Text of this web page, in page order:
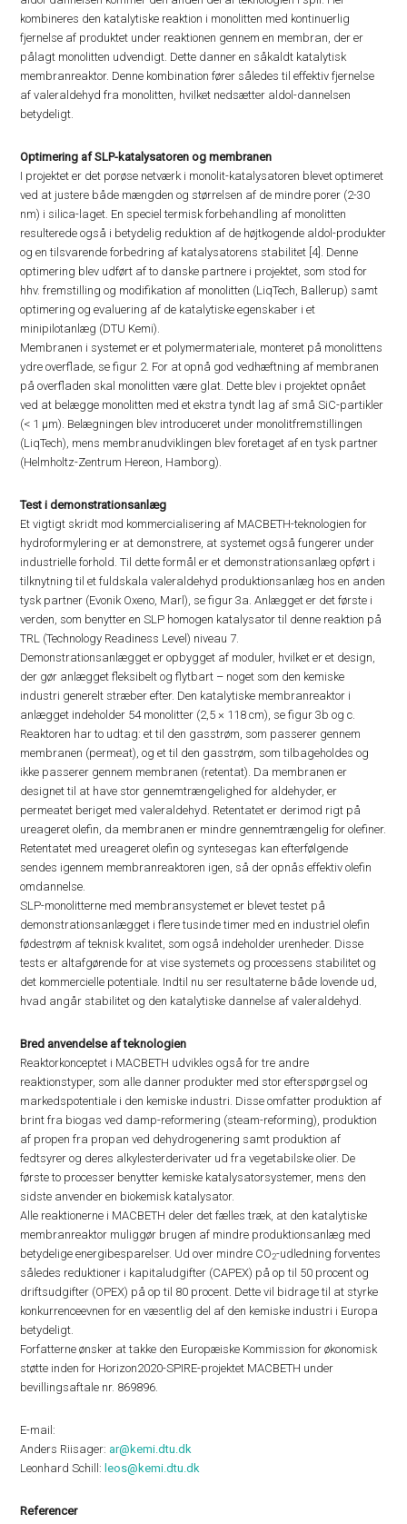
kombineres den katalytiske reaktion i monolitten med kontinuerlig
fjernelse af produktet under reaktionen gennem en membran, der er
pålagt monolitten udvendigt. Dette danner en såkaldt katalytisk
membranreaktor. Denne kombination fører således til effektiv fjernelse
af valeraldehyd fra monolitten, hvilket nedsætter aldol-dannelsen
betydeligt.
Optimering af SLP-katalysatoren og membranen
I projektet er det porøse netværk i monolit-katalysatoren blevet optimeret
ved at justere både mængden og størrelsen af de mindre porer (2-30
nm) i silica-laget. En speciel termisk forbehandling af monolitten
resulterede også i betydelig reduktion af de højtkogende aldol-produkter
og en tilsvarende forbedring af katalysatorens stabilitet [4]. Denne
optimering blev udført af to danske partnere i projektet, som stod for
hhv. fremstilling og modifikation af monolitten (LiqTech, Ballerup) samt
optimering og evaluering af de katalytiske egenskaber i et
minipilotanlæg (DTU Kemi).
Membranen i systemet er et polymermateriale, monteret på monolittens
ydre overflade, se figur 2. For at opnå god vedhæftning af membranen
på overfladen skal monolitten være glat. Dette blev i projektet opnået
ved at belægge monolitten med et ekstra tyndt lag af små SiC-partikler
(< 1 µm). Belægningen blev introduceret under monolitfremstillingen
(LiqTech), mens membranudviklingen blev foretaget af en tysk partner
(Helmholtz-Zentrum Hereon, Hamborg).
Test i demonstrationsanlæg
Et vigtigt skridt mod kommercialisering af MACBETH-teknologien for
hydroformylering er at demonstrere, at systemet også fungerer under
industrielle forhold. Til dette formål er et demonstrationsanlæg opført i
tilknytning til et fuldskala valeraldehyd produktionsanlæg hos en anden
tysk partner (Evonik Oxeno, Marl), se figur 3a. Anlægget er det første i
verden, som benytter en SLP homogen katalysator til denne reaktion på
TRL (Technology Readiness Level) niveau 7.
Demonstrationsanlægget er opbygget af moduler, hvilket er et design,
der gør anlægget fleksibelt og flytbart – noget som den kemiske
industri generelt stræber efter. Den katalytiske membranreaktor i
anlægget indeholder 54 monolitter (2,5 × 118 cm), se figur 3b og c.
Reaktoren har to udtag: et til den gasstrøm, som passerer gennem
membranen (permeat), og et til den gasstrøm, som tilbageholdes og
ikke passerer gennem membranen (retentat). Da membranen er
designet til at have stor gennemtrængelighed for aldehyder, er
permeatet beriget med valeraldehyd. Retentatet er derimod rigt på
ureageret olefin, da membranen er mindre gennemtrængelig for olefiner.
Retentatet med ureageret olefin og syntesegas kan efterfølgende
sendes igennem membranreaktoren igen, så der opnås effektiv olefin
omdannelse.
SLP-monolitterne med membransystemet er blevet testet på
demonstrationsanlægget i flere tusinde timer med en industriel olefin
fødestrøm af teknisk kvalitet, som også indeholder urenheder. Disse
tests er altafgørende for at vise systemets og processens stabilitet og
det kommercielle potentiale. Indtil nu ser resultaterne både lovende ud,
hvad angår stabilitet og den katalytiske dannelse af valeraldehyd.
Bred anvendelse af teknologien
Reaktorkonceptet i MACBETH udvikles også for tre andre
reaktionstyper, som alle danner produkter med stor efterspørgsel og
markedspotentiale i den kemiske industri. Disse omfatter produktion af
brint fra biogas ved damp-reformering (steam-reforming), produktion
af propen fra propan ved dehydrogenering samt produktion af
fedtsyrer og deres alkylesterderivater ud fra vegetabilske olier. De
første to processer benytter kemiske katalysatorsystemer, mens den
sidste anvender en biokemisk katalysator.
Alle reaktionerne i MACBETH deler det fælles træk, at den katalytiske
membranreaktor muliggør brugen af mindre produktionsanlæg med
betydelige energibesparelser. Ud over mindre CO2-udledning forventes
således reduktioner i kapitaludgifter (CAPEX) på op til 50 procent og
driftsudgifter (OPEX) på op til 80 procent. Dette vil bidrage til at styrke
konkurrenceevnen for en væsentlig del af den kemiske industri i Europa
betydeligt.
Forfatterne ønsker at takke den Europæiske Kommission for økonomisk
støtte inden for Horizon2020-SPIRE-projektet MACBETH under
bevillingsaftale nr. 869896.
E-mail:
Anders Riisager: ar@kemi.dtu.dk
Leonhard Schill: leos@kemi.dtu.dk
Referencer